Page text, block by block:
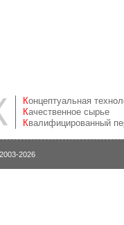
Концептуальная
Качественное сырье
Квалифицированный
2026